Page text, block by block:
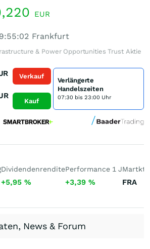
EUR
Frankfurt
& Power Opportunities Trust Aktie
Verkauf
Kauf
Verlängerte
Handelszeiten
07:30 bis 23:00 Uhr
Dividendenrendite
+5,95 %
Performance 1 J
+3,39 % FRA
News & Forum